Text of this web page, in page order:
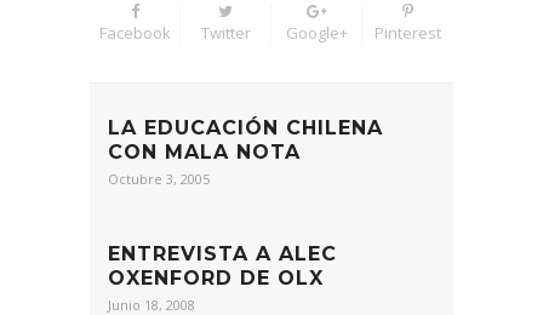
Facebook Twitter Google+ Pinterest
LA EDUCACIÓN CHILENA
CON MALA NOTA
Octubre 3, 2005
ENTREVISTA A ALEC
OXENFORD DE OLX
Junio 18, 2008